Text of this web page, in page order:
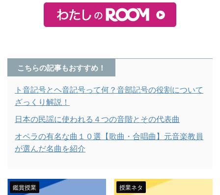
こちらの記事もおすすめ！
ト音記号とヘ音記号って何？音部記号の役割について
ざっくり解説！
日本の民謡に使われる４つの音階とその代表曲
オペラの有名な曲１０選【歌曲・合唱曲】元音楽教員
が選んだ名曲を紹介
授業ネタ 鑑賞授業